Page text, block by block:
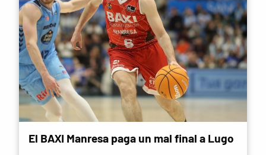
El BAXI Manresa paga un mal final a Lugo